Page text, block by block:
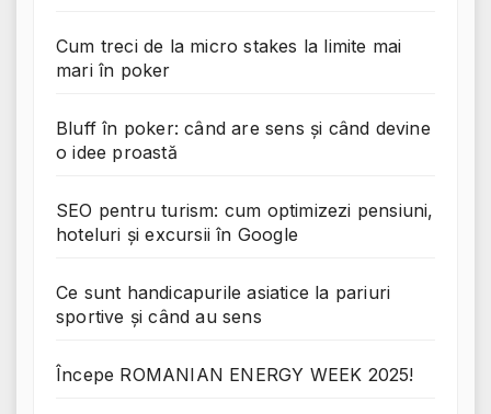
Cum treci de la micro stakes la limite mai
mari în poker
Bluff în poker: când are sens și când devine
o idee proastă
SEO pentru turism: cum optimizezi pensiuni,
hoteluri și excursii în Google
Ce sunt handicapurile asiatice la pariuri
sportive și când au sens
Începe ROMANIAN ENERGY WEEK 2025!